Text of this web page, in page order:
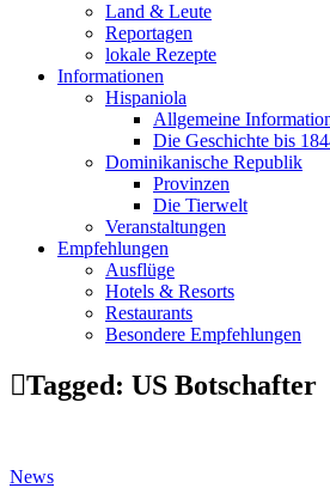
Land & Leute
Reportagen
lokale Rezepte
Informationen
Hispaniola
Allgemeine
Die Geschichte bis
Dominikanische Republik
Provinzen
Die Tierwelt
Veranstaltungen
Empfehlungen
Ausflüge
Hotels & Resorts
Restaurants
Besondere Empfehlungen
Tagged: US Botschafter
News